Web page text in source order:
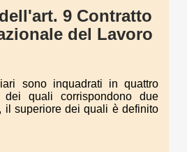
9 Contratto
del Lavoro
sono inquadrati in quattro
dei quali corrispondono due
il superiore dei quali è definito